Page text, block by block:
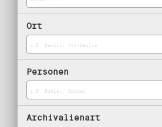
Ort
Personen
Archivalienart